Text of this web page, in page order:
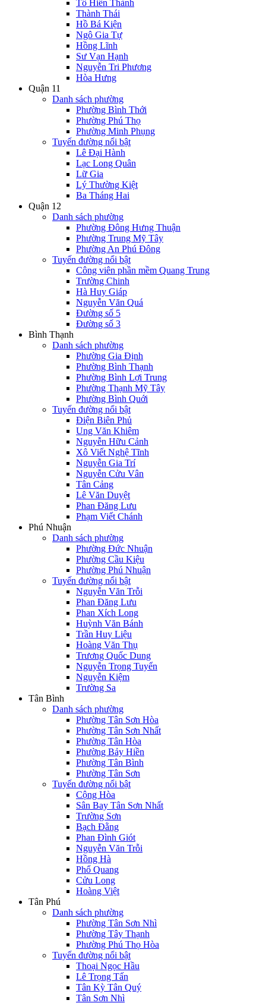
Tô Hiến Thành
Thành Thái
Hồ Bá Kiện
Ngô Gia Tự
Hồng Lĩnh
Sư Vạn Hạnh
Nguyễn Tri Phương
Hòa Hưng
Quận 11
Danh sách phường
Phường Bình Thới
Phường Phú Thọ
Phường Minh Phụng
Tuyến đường nổi bật
Lê Đại Hành
Lạc Long Quân
Lữ Gia
Lý Thường Kiệt
Ba Tháng Hai
Quận 12
Danh sách phường
Phường Đông Hưng Thuận
Phường Trung Mỹ Tây
Phường An Phú Đông
Tuyến đường nổi bật
Công viên phần mềm Quang Trung
Trường Chinh
Hà Huy Giáp
Nguyễn Văn Quá
Đường số 5
Đường số 3
Bình Thạnh
Danh sách phường
Phường Gia Định
Phường Bình Thạnh
Phường Bình Lợi Trung
Phường Thạnh Mỹ Tây
Phường Bình Quới
Tuyến đường nổi bật
Điện Biên Phủ
Ung Văn Khiêm
Nguyễn Hữu Cảnh
Xô Viết Nghệ Tĩnh
Nguyễn Gia Trí
Nguyễn Cửu Vân
Tân Cảng
Lê Văn Duyệt
Phan Đăng Lưu
Phạm Viết Chánh
Phú Nhuận
Danh sách phường
Phường Đức Nhuận
Phường Cầu Kiệu
Phường Phú Nhuận
Tuyến đường nổi bật
Nguyễn Văn Trỗi
Phan Đăng Lưu
Phan Xích Long
Huỳnh Văn Bánh
Trần Huy Liệu
Hoàng Văn Thụ
Trương Quốc Dung
Nguyễn Trọng Tuyển
Nguyễn Kiệm
Trường Sa
Tân Bình
Danh sách phường
Phường Tân Sơn Hòa
Phường Tân Sơn Nhất
Phường Tân Hòa
Phường Bảy Hiền
Phường Tân Bình
Phường Tân Sơn
Tuyến đường nổi bật
Cộng Hòa
Sân Bay Tân Sơn Nhất
Trường Sơn
Bạch Đằng
Phan Đình Giót
Nguyễn Văn Trỗi
Hồng Hà
Phổ Quang
Cửu Long
Hoàng Việt
Tân Phú
Danh sách phường
Phường Tân Sơn Nhì
Phường Tây Thạnh
Phường Phú Thọ Hòa
Tuyến đường nổi bật
Thoại Ngọc Hầu
Lê Trọng Tấn
Tân Kỳ Tân Quý
Tân Sơn Nhì